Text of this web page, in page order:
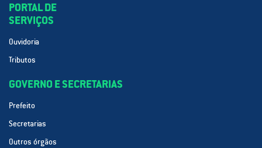
PORTAL DE
SERVIÇOS
Ouvidoria
Tributos
GOVERNO E SECRETARIAS
Prefeito
Secretarias
Outros órgãos